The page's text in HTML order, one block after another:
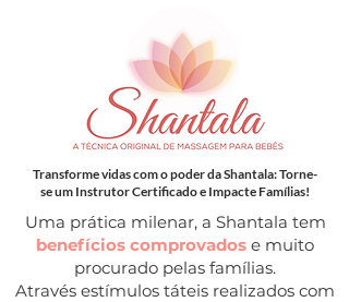
Transforme vidas com o poder da Shantala: Torne-
se um Instrutor Certificado e Impacte Famílias!
Uma prática milenar, a Shantala tem
benefícios comprovados e muito
procurado pelas famílias.
Através estímulos táteis realizados com